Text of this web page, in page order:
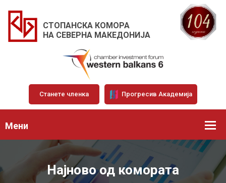
СТОПАНСКА КОМОРА
НА СЕВЕРНА МАКЕДОНИЈА
Станете членка Прогресив Академија
Мени
Најново од комората